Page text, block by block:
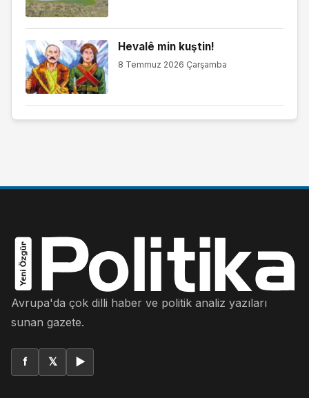
Hevalê min kuştin!
8 Temmuz 2026 Çarşamba
Avrupa'da çok dilli haber ve politik analiz yazıları
sunan gazete.
f 𝕏 ▶